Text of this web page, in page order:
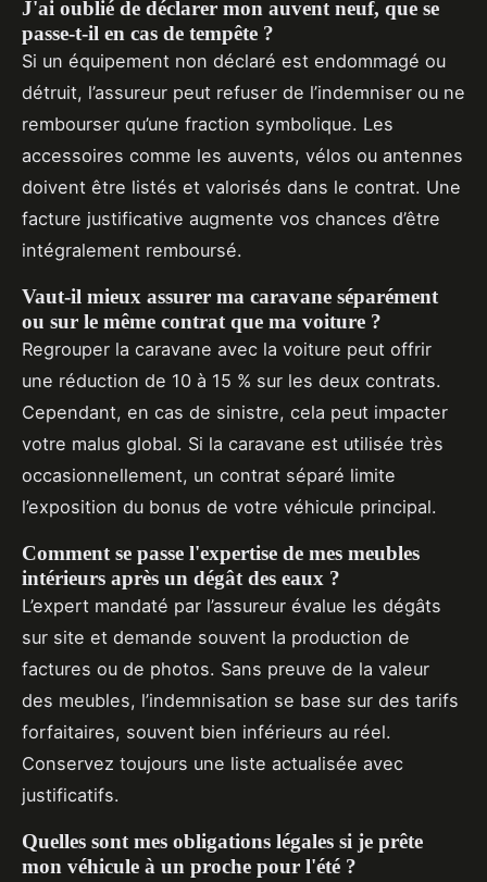
J'ai oublié de déclarer mon auvent neuf, que se
passe-t-il en cas de tempête ?
Si un équipement non déclaré est endommagé ou
détruit, l’assureur peut refuser de l’indemniser ou ne
rembourser qu’une fraction symbolique. Les
accessoires comme les auvents, vélos ou antennes
doivent être listés et valorisés dans le contrat. Une
facture justificative augmente vos chances d’être
intégralement remboursé.
Vaut-il mieux assurer ma caravane séparément
ou sur le même contrat que ma voiture ?
Regrouper la caravane avec la voiture peut offrir
une réduction de 10 à 15 % sur les deux contrats.
Cependant, en cas de sinistre, cela peut impacter
votre malus global. Si la caravane est utilisée très
occasionnellement, un contrat séparé limite
l’exposition du bonus de votre véhicule principal.
Comment se passe l'expertise de mes meubles
intérieurs après un dégât des eaux ?
L’expert mandaté par l’assureur évalue les dégâts
sur site et demande souvent la production de
factures ou de photos. Sans preuve de la valeur
des meubles, l’indemnisation se base sur des tarifs
forfaitaires, souvent bien inférieurs au réel.
Conservez toujours une liste actualisée avec
justificatifs.
Quelles sont mes obligations légales si je prête
mon véhicule à un proche pour l'été ?